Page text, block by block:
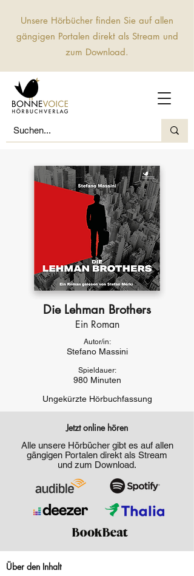
Unsere Hörbücher finden Sie auf allen
gängigen Portalen direkt als Stream und
zum Download.
Die Lehman Brothers
Ein Roman
Autor/in:
Stefano Massini
Spieldauer:
980 Minuten
Ungekürzte Hörbuchfassung
Jetzt online hören
Alle unsere Hörbücher gibt es auf allen
gängigen Portalen direkt als Stream
und zum Download.
Über den Inhalt